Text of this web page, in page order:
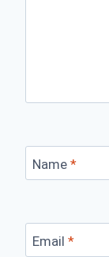
Name *
Email *